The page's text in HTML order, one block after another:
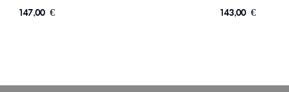
147,00 € 143,00 €